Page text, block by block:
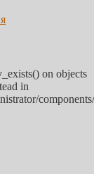
on objects
in